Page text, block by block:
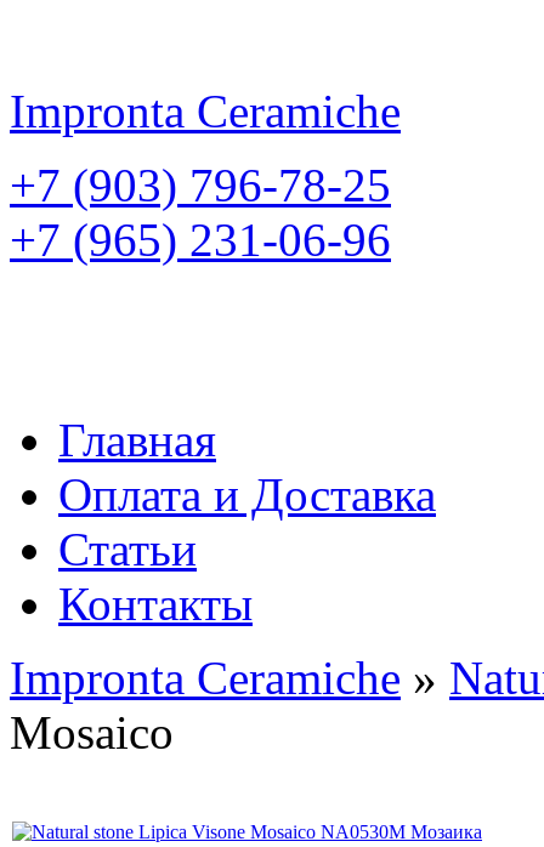
Impronta Ceramiche
+7 (903) 796-78-25
+7 (965) 231-06-96
Главная
Оплата и Доставка
Статьи
Контакты
Impronta Ceramiche »
Mosaico